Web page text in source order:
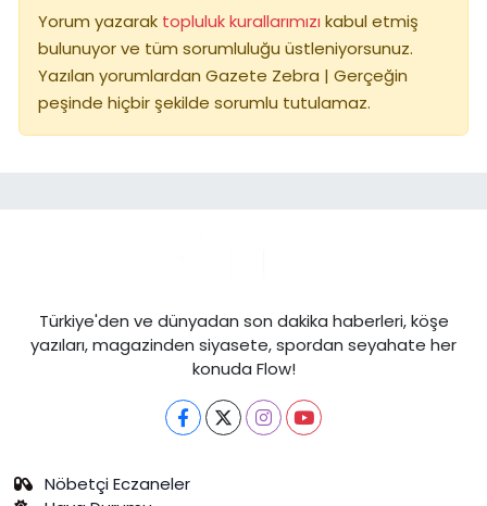
Yorum yazarak topluluk kurallarımızı kabul etmiş
bulunuyor ve tüm sorumluluğu üstleniyorsunuz.
Yazılan yorumlardan Gazete Zebra | Gerçeğin
peşinde hiçbir şekilde sorumlu tutulamaz.
Türkiye'den ve dünyadan son dakika haberleri, köşe
yazıları, magazinden siyasete, spordan seyahate her
konuda Flow!
Nöbetçi Eczaneler